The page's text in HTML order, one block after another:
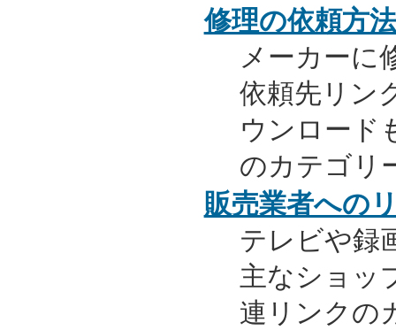
修理の依頼方法
メーカーに
依頼先リン
ウンロード
のカテゴリ
販売業者への
テレビや録
主なショッ
連リンクの